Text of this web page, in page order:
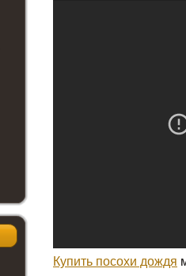
Купить посохи дождя